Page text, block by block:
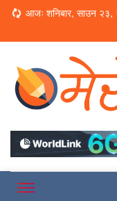
Loading...
आजः शनिबार, साउन २३,